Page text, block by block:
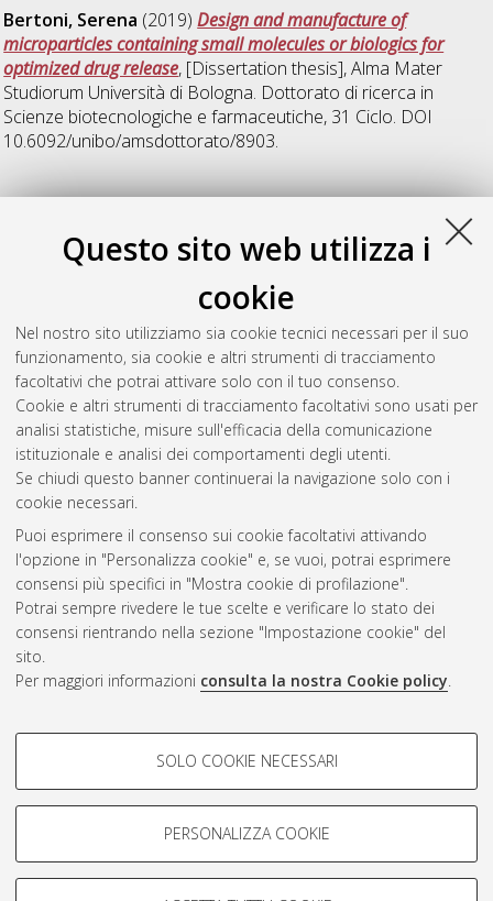
Questo sito web utilizza i
cookie
Nel nostro sito utilizziamo sia cookie tecnici necessari per il suo
funzionamento, sia cookie e altri strumenti di tracciamento
facoltativi che potrai attivare solo con il tuo consenso.
Cookie e altri strumenti di tracciamento facoltativi sono usati per
analisi statistiche, misure sull'efficacia della comunicazione
istituzionale e analisi dei comportamenti degli utenti.
Se chiudi questo banner continuerai la navigazione solo con i
cookie necessari.
Puoi esprimere il consenso sui cookie facoltativi attivando
l'opzione in "Personalizza cookie" e, se vuoi, potrai esprimere
consensi più specifici in "Mostra cookie di profilazione".
Potrai sempre rivedere le tue scelte e verificare lo stato dei
consensi rientrando nella sezione "Impostazione cookie" del
sito.
Per maggiori informazioni consulta la nostra Cookie policy.
COOKIE DI PROFILAZIONE -
Si tratta di cookie utilizzati per analizzare le caratteristiche della
navigazione degli utenti, creare profili in base al loro comportamento
Mostra cookie di profilazione
SOLO COOKIE NECESSARI
PERSONALIZZA COOKIE
Bertoni, Serena (2019)Design and manufacture of
microparticles containing small molecules or biologics for
optimized drug release, [Dissertation thesis], Alma Mater
Studiorum Università di Bologna. Dottorato di ricerca in
Scienze biotecnologiche e farmaceutiche, 31 Ciclo. DOI
10.6092/unibo/amsdottorato/8903.
2025
Sangiorgi, Stefano(2025)Green approaches for the
development of highly bioavailable oral drug delivery systems
[Dissertation thesis], Alma Mater Studiorum Università di
Bologna. Dottorato di ricerca inScienze biotecnologiche,
biocomputazionali, farmaceutiche e farmacologiche, 37 Ciclo.
Questa lista e' stata generata ilSat Aug 8 20:46:49 2026
Atom
Rss 1.0
Rss 2.0
ISSN: 2038-7946
Impostazioni Cookie
Informativa sulla privacy
Condizioni d’uso del sito